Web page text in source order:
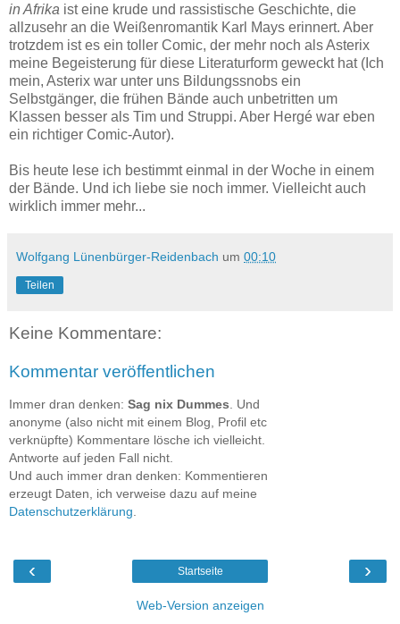
in Afrika ist eine krude und rassistische Geschichte, die
allzusehr an die Weißenromantik Karl Mays erinnert. Aber
trotzdem ist es ein toller Comic, der mehr noch als Asterix
meine Begeisterung für diese Literaturform geweckt hat (Ich
mein, Asterix war unter uns Bildungssnobs ein
Selbstgänger, die frühen Bände auch unbetritten um
Klassen besser als Tim und Struppi. Aber Hergé war eben
ein richtiger Comic-Autor).
Bis heute lese ich bestimmt einmal in der Woche in einem
der Bände. Und ich liebe sie noch immer. Vielleicht auch
wirklich immer mehr...
Wolfgang Lünenbürger-Reidenbach um 00:10
Teilen
Keine Kommentare:
Kommentar veröffentlichen
Immer dran denken: Sag nix Dummes . Und
anonyme (also nicht mit einem Blog, Profil etc
verknüpfte) Kommentare lösche ich vielleicht.
Antworte auf jeden Fall nicht.
Und auch immer dran denken: Kommentieren
erzeugt Daten, ich verweise dazu auf meine
Datenschutzerklärung
‹ ›
Startseite
Web-Version anzeigen